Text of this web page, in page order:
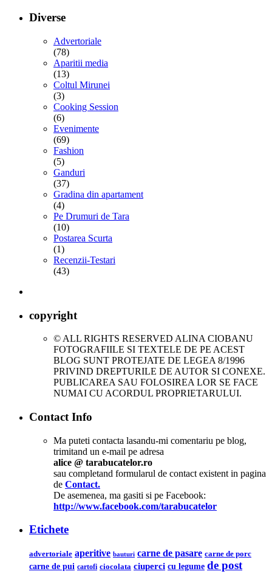
Diverse
Advertoriale
(78)
Aparitii media
(13)
Coltul Mirunei
(3)
Cooking Session
(6)
Evenimente
(69)
Fashion
(5)
Ganduri
(37)
Gradina din apartament
(4)
Pe Drumuri de Tara
(10)
Postarea Scurta
(1)
Recenzii-Testari
(43)
copyright
© ALL RIGHTS RESERVED ALINA CIOBANU
FOTOGRAFIILE SI TEXTELE DE PE ACEST
BLOG SUNT PROTEJATE DE LEGEA 8/1996
PRIVIND DREPTURILE DE AUTOR SI CONEXE.
PUBLICAREA SAU FOLOSIREA LOR SE FACE
NUMAI CU ACORDUL PROPRIETARULUI.
Contact Info
Ma puteti contacta lasandu-mi comentariu pe blog,
trimitand un e-mail pe adresa
alice @ tarabucatelor.ro
sau completand formularul de contact existent in pagina
de Contact.
De asemenea, ma gasiti si pe Facebook:
http://www.facebook.com/tarabucatelor
Etichete
advertoriale aperitive bauturi carne de pasare carne de porc
carne de pui cartofi ciocolata ciuperci cu legume de post